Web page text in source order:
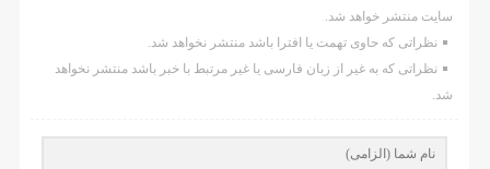
سایت منتشر خواهد شد.
نظراتی که حاوی تهمت یا افترا باشد منتشر نخواهد شد.
نظراتی که به غیر از زبان فارسی یا غیر مرتبط با خبر باشد منتشر نخواهد
شد.